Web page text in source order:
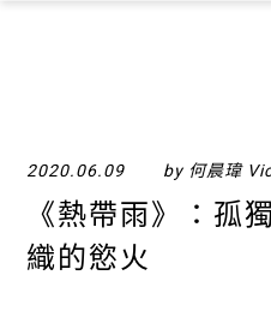
2020.06.09 by 何晨瑋
《熱帶雨》：孤
織的慾火